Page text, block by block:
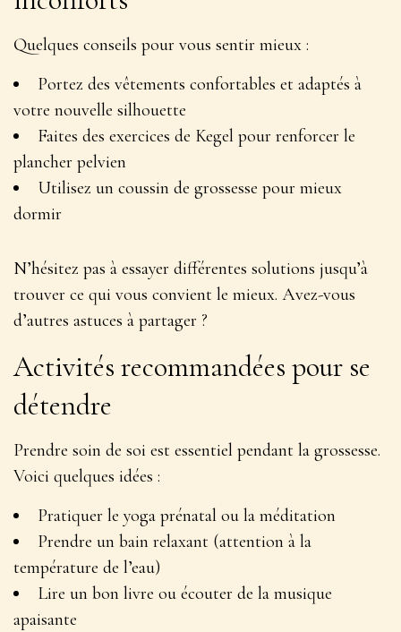
Quelques conseils pour vous sentir mieux :
Portez des vêtements confortables et adaptés à
votre nouvelle silhouette
Faites des exercices de Kegel pour renforcer le
plancher pelvien
Utilisez un coussin de grossesse pour mieux
dormir
N’hésitez pas à essayer différentes solutions jusqu’à
trouver ce qui vous convient le mieux. Avez-vous
d’autres astuces à partager ?
Activités recommandées pour se
détendre
Prendre soin de soi est essentiel pendant la grossesse.
Voici quelques idées :
Pratiquer le yoga prénatal ou la méditation
Prendre un bain relaxant (attention à la
température de l’eau)
Lire un bon livre ou écouter de la musique
apaisante